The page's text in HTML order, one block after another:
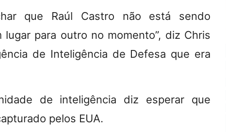
que Raúl Castro não está sendo
para outro no momento”, diz Chris
de Inteligência de Defesa que era
de inteligência diz esperar que
pelos EUA.